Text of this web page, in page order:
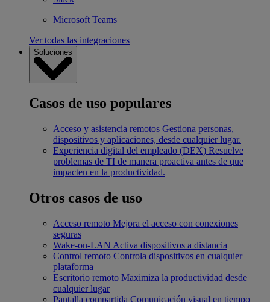
Microsoft Teams
Ver todas las integraciones
Soluciones
Casos de uso populares
Acceso y asistencia remotos Gestiona personas,
dispositivos y aplicaciones, desde cualquier lugar.
Experiencia digital del empleado (DEX) Resuelve
problemas de TI de manera proactiva antes de que
impacten en la productividad.
Otros casos de uso
Acceso remoto Mejora el acceso con conexiones
seguras
Wake-on-LAN Activa dispositivos a distancia
Control remoto Controla dispositivos en cualquier
plataforma
Escritorio remoto Maximiza la productividad desde
cualquier lugar
Pantalla compartida Comunicación visual en tiempo